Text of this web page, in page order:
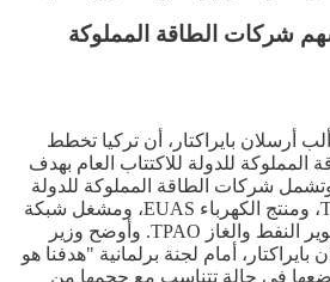
شركات الطاقة المملوكة
أرسلان بايراكتار، أن تركيا تخطط
للدولة للاكتتاب العام بهدف
شركات الطاقة المملوكة للدولة
شركة نقل الكهرباء TEIAS، ومنتج الكهرباء EUAS، ومشغل شبكة
الغاز BOTAS، وشركة تطوير النفط والغاز TPAO. وأوضح وزير
بايراكتار، أمام لجنة برلمانية "هدفنا هو
في حالة تتناسب مع حجمها من